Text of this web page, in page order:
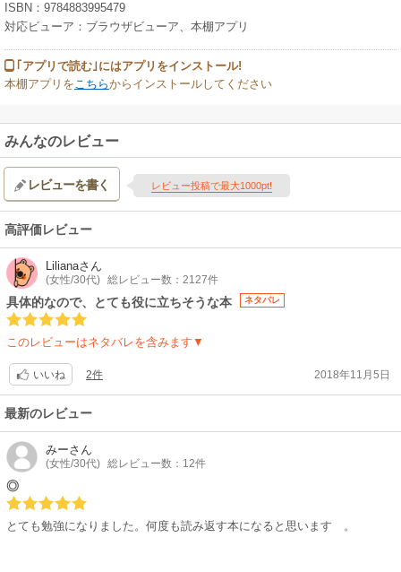
ISBN：9784883995479
対応ビューア：ブラウザビューア、本棚アプリ
｢アプリで読む｣にはアプリをインストール!
本棚アプリをこちらからインストールしてください
みんなのレビュー
レビューを書く レビュー投稿で最大1000pt!
高評価レビュー
Lilianaさん
(女性/30代) 総レビュー数：2127件
具体的なので、とても役に立ちそうな本 ネタバレ
このレビューはネタバレを含みます▼
いいね 2件 2018年11月5日
最新のレビュー
みーさん
(女性/30代) 総レビュー数：12件
◎
とても勉強になりました。何度も読み返す本になると思います 。